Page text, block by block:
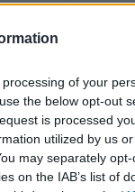
of your
the below opt-out
is processed
utilized by us
may separately
on the IAB’s list of